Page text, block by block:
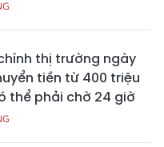
thị trường ngày
tiền từ 400 triệu
thể phải chờ 24 giờ